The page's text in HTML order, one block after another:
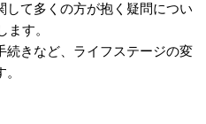
して多くの方が抱く疑問につい
す。
続きなど、ライフステージの変